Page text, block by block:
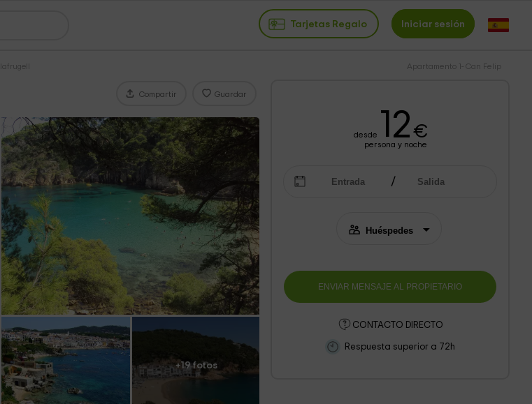
Tarjetas Regalo Iniciar sesión
Apartamento 1- Can Felip
Compartir Guardar
+19 fotos
desde 12€
persona y noche
CONTACTO DIRECTO
Respuesta superior a 72h